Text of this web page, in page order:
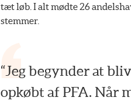
tæt løb. I alt mødte 26
stemmer.
“Jeg begynder at
opkøbt af PFA. Når